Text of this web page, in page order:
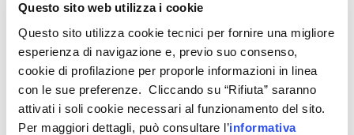
Questo sito web utilizza i cookie
Questo sito utilizza cookie tecnici per fornire una migliore
esperienza di navigazione e, previo suo consenso,
cookie di profilazione per proporle informazioni in linea
con le sue preferenze. Cliccando su “Rifiuta” saranno
attivati i soli cookie necessari al funzionamento del sito.
Per maggiori dettagli, può consultare l’informativa
a disposizione del sistema produttivo e dei
lavoratori. Si può fare molto semplicemente tramite
il modulo di contatto del portale
www.lavoroimpresa.fvg.it
Consultare ilcatalogo delle misuremesse a
disposizione dalla Regione Autonoma Friuli Venezia
Giulia pubblicato sulla paginaIncentivi e Servizi